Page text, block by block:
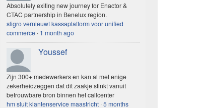
Absolutely exiting new journey for Enactor &
CTAC partnership in Benelux region.
sligro vernieuwt kassaplatform voor unified
commerce · 1 month ago
Youssef
Zijn 300+ medewerkers en kan al met enige
zekerheidzeggen dat dit zaakje stinkt vanuit
betrouwbare bron binnen het callcenter
hm sluit klantenservice maastricht ·5 months